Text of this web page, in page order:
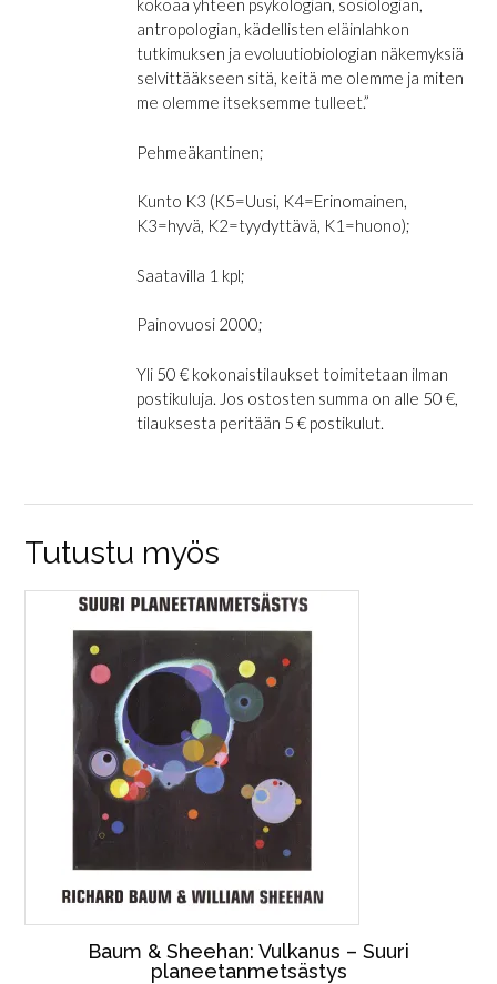
kokoaa yhteen psykologian, sosiologian,
antropologian, kädellisten eläinlahkon
tutkimuksen ja evoluutiobiologian näkemyksiä
selvittääkseen sitä, keitä me olemme ja miten
me olemme itseksemme tulleet.”
Pehmeäkantinen;
Kunto K3 (K5=Uusi, K4=Erinomainen,
K3=hyvä, K2=tyydyttävä, K1=huono);
Saatavilla 1 kpl;
Painovuosi 2000;
Yli 50 € kokonaistilaukset toimitetaan ilman
postikuluja. Jos ostosten summa on alle 50 €,
tilauksesta peritään 5 € postikulut.
Tutustu myös
Baum & Sheehan: Vulkanus – Suuri
planeetanmetsästys